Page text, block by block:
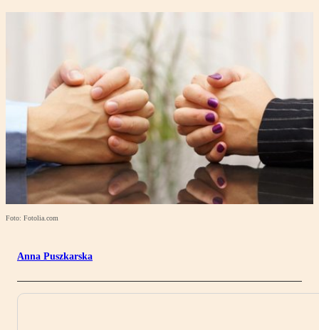
Foto: Fotolia.com
Anna Puszkarska